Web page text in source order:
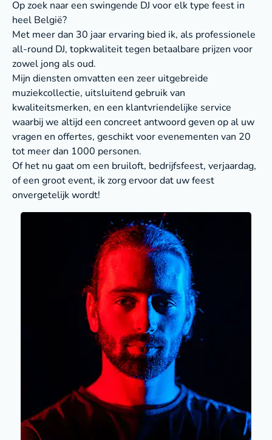
Op zoek naar een swingende DJ voor elk type feest in
heel België?
Met meer dan 30 jaar ervaring bied ik, als professionele
all-round DJ, topkwaliteit tegen betaalbare prijzen voor
zowel jong als oud.
Mijn diensten omvatten een zeer uitgebreide
muziekcollectie, uitsluitend gebruik van
kwaliteitsmerken, en een klantvriendelijke service
waarbij we altijd een concreet antwoord geven op al uw
vragen en offertes, geschikt voor evenementen van 20
tot meer dan 1000 personen.
Of het nu gaat om een bruiloft, bedrijfsfeest, verjaardag,
of een groot event, ik zorg ervoor dat uw feest
onvergetelijk wordt!